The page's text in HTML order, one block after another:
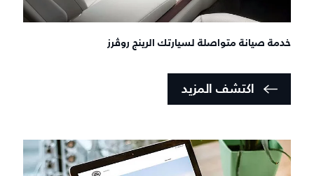
خدمة صيانة متواصلة لسيارتك الرينج روڤرز
اكتشف المزيد